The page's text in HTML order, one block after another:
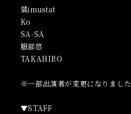
巽imustat
Ko
SA-SA
服部悠
TAKAHIRO
※一部出演者が変更になりました
▼STAFF